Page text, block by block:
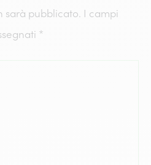
sarà pubblicato. I campi
*